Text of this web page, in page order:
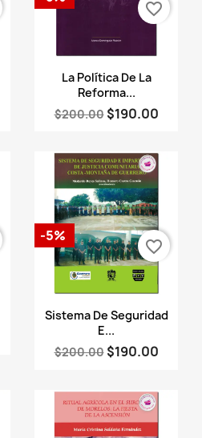
Vista rápida
La Política De La
Reforma...
$200.00 $190.00
favorite_border
Vista rápida
Sistema De Seguridad
E...
$200.00 $190.00
-5%
favorite_border